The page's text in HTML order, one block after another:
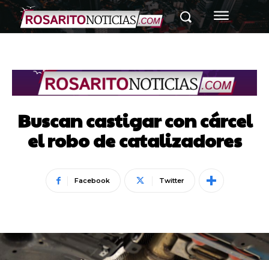
Buscan castigar con cárcel
el robo de catalizadores
Facebook Twitter